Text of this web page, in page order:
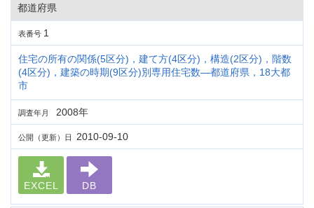
都道府県
表番号 1
住宅の所有の関係(5区分)，建て方(4区分)，構造(2区分)，階数
(4区分)，建築の時期(9区分)別専用住宅数―都道府県，18大都
市
調査年月 2008年
公開（更新）日 2010-09-10
EXCEL DB